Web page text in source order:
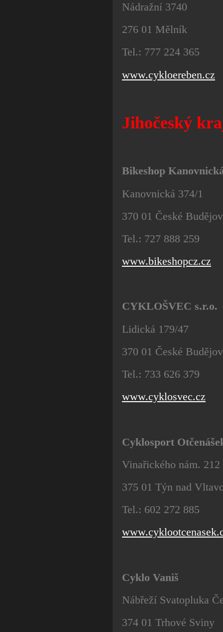
Nádražní 3740
276 01 Mělník
Tel.: 777 224 365
www.cykloereben.cz
Jihočeský
Bikeshop
Kanovnická 374/1
370 01 České
Tel.: 727 888 259
www.bikeshopcz.cz
CYKLOŠVEC s.r.o.
Lidická 179/47
370 01 České
Tel.: 733 626 379
www.cyklosvec.cz
Cyklosport
Vinařického nám. 212
375 01 Týn nad
Tel.: 602 272 885
Cyklo Vaniš
Nábřeží Svatopluka
374 01 Trhové Sviny